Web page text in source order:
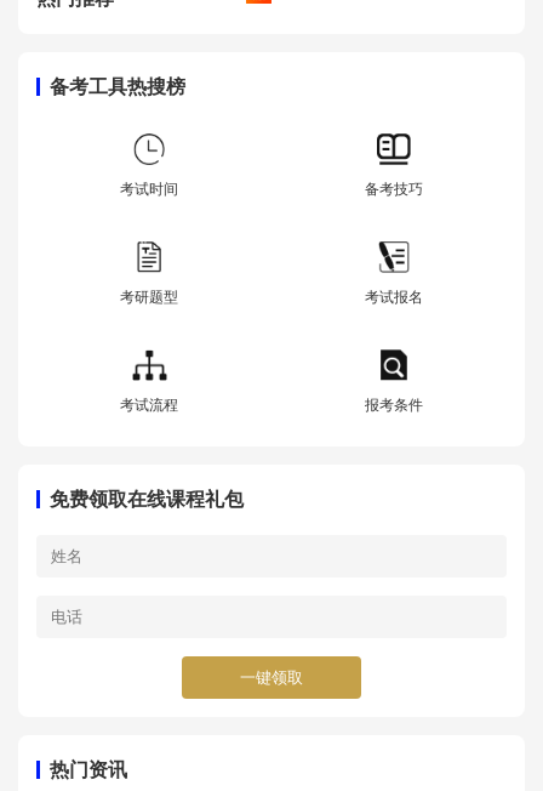
备考工具热搜榜
考试时间 备考技巧
考研题型 考试报名
考试流程 报考条件
免费领取在线课程礼包
一键领取
热门资讯